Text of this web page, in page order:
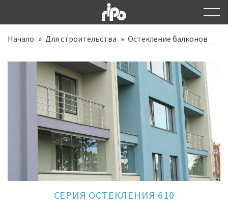
Начало Для строительства Остекление балконов
СЕРИЯ ОСТЕКЛЕНИЯ 610